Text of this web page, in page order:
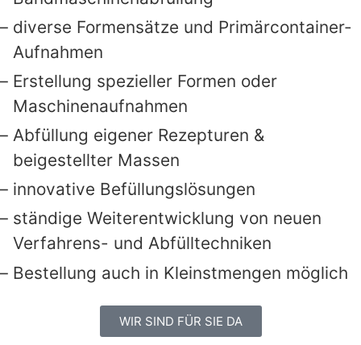
diverse Formensätze und Primärcontainer-
Aufnahmen
Erstellung spezieller Formen oder
Maschinenaufnahmen
Abfüllung eigener Rezepturen &
beigestellter Massen
innovative Befüllungslösungen
ständige Weiterentwicklung von neuen
Verfahrens- und Abfülltechniken
Bestellung auch in Kleinstmengen möglich
WIR SIND FÜR SIE DA